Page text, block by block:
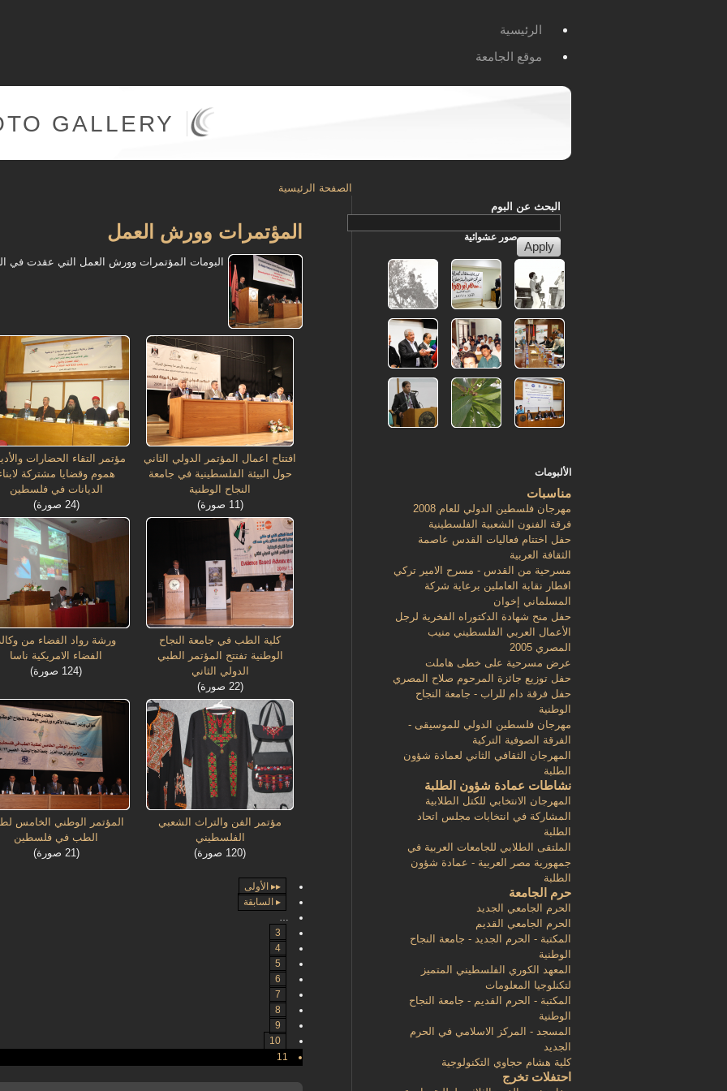
الرئيسية
موقع الجامعة
GALLERY
الصفحة الرئيسية
المؤتمرات وورش العمل
البومات المؤتمرات وورش العمل التي عقدت في
افتتاح اعمال المؤتمر الدولي الثاني
حول البيئة الفلسطينية في جامعة
النجاح الوطنية
(11 صورة)
مؤتمر التقاء الحضارات
هموم وقضايا مشتركة
الديانات في فلسطين
(24 صورة)
كلية الطب في جامعة النجاح
الوطنية تفتتح المؤتمر الطبي
الدولي الثاني
(22 صورة)
ورشة رواد الفضاء من
الفضاء الامريكية ناسا
(124 صورة)
مؤتمر الفن والتراث الشعبي
الفلسطيني
(120 صورة)
المؤتمر الوطني الخامس
الطب في فلسطين
(21 صورة)
▸▸ الأولى
▸ السابقة
…
3
4
5
6
7
8
9
10
11
البحث عن البوم
صور عشوائية
الألبومات
مناسبات
مهرجان فلسطين الدولي للعام 2008
فرقة الفنون الشعبية الفلسطينية
حفل اختتام فعاليات القدس عاصمة
الثقافة العربية
مسرحية من القدس - مسرح الامير تركي
افطار نقابة العاملين برعاية شركة
المسلماني إخوان
حفل منح شهادة الدكتوراه الفخرية لرجل
الأعمال العربي الفلسطيني منيب
المصري 2005
عرض مسرحية على خطى هاملت
حفل توزيع جائزة المرحوم صلاح المصري
حفل فرقة دام للراب - جامعة النجاح
الوطنية
مهرجان فلسطين الدولي للموسيقى -
الفرقة الصوفية التركية
المهرجان الثقافي الثاني لعمادة شؤون
الطلبة
نشاطات عمادة شؤون الطلبة
المهرجان الانتخابي للكتل الطلابية
المشاركة في انتخابات مجلس اتحاد
الطلبة
الملتقى الطلابي للجامعات العربية في
جمهورية مصر العربية - عمادة شؤون
الطلبة
حرم الجامعة
الحرم الجامعي الجديد
الحرم الجامعي القديم
المكتبة - الحرم الجديد - جامعة النجاح
الوطنية
المعهد الكوري الفلسطيني المتميز
لتكنلوجيا المعلومات
المكتبة - الحرم القديم - جامعة النجاح
الوطنية
المسجد - المركز الاسلامي في الحرم
الجديد
كلية هشام حجاوي التكنولوجية
احتفلات تخرج